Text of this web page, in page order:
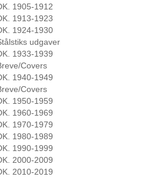
1905-1912
1913-1923
1924-1930
udgaver
1933-1939
Covers
1940-1949
Covers
1950-1959
1960-1969
1970-1979
1980-1989
1990-1999
2000-2009
2010-2019